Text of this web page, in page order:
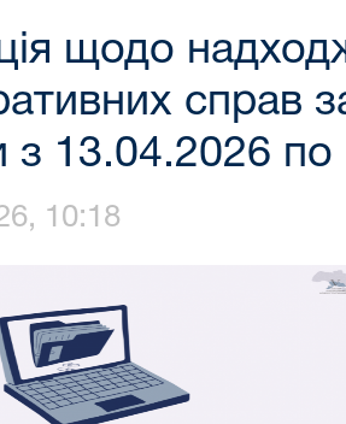
щодо
справ
з 13.04.2026
10:18